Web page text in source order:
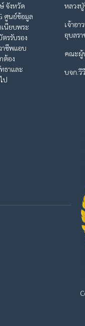
จังหวัด
ศูนย์ข้อมูล
นียบพระ
รรับรอง
าชีพแอบ
ต้อง
ธาและ
ป
หลวงปู่
เจ้าอ
อุบลรา
คณะผู้
บจก.วี